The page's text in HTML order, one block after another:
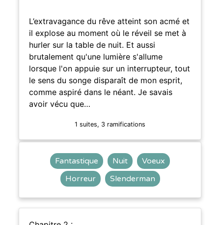
L’extravagance du rêve atteint son acmé et
il explose au moment où le réveil se met à
hurler sur la table de nuit. Et aussi
brutalement qu'une lumière s'allume
lorsque l'on appuie sur un interrupteur, tout
le sens du songe disparaît de mon esprit,
comme aspiré dans le néant. Je savais
avoir vécu que…
1 suites, 3 ramifications
Fantastique Nuit
Voeux
Horreur
Slenderman